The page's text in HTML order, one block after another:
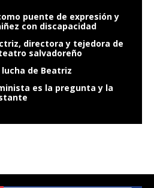
puente de expresión y
con discapacidad
directora y tejedora de
salvadoreño
de Beatriz
es la pregunta y la